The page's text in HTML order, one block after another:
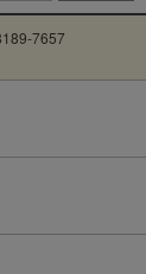
7657